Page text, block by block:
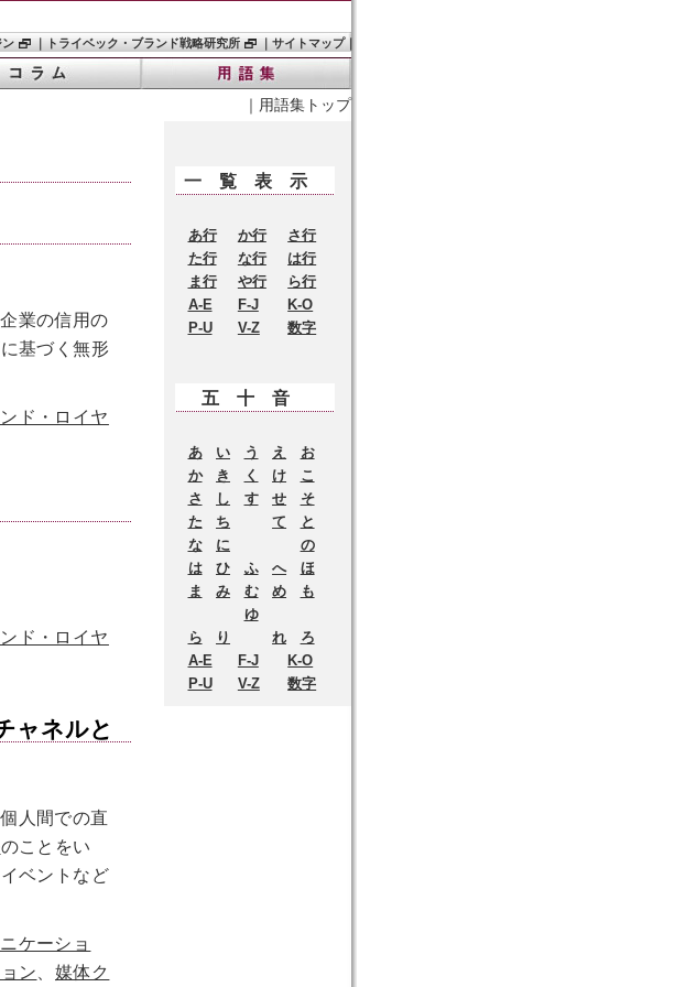
ン ｜ トライベック・ブランド戦略研究所 ｜ サイトマップ｜
｜ 用語集トップ
業の信用の
基づく無形
ド・ロイヤ
ド・ロイヤ
ャネルと
人間での直
のことをい
ベントなど
ケーショ
ン 媒体ク
一覧表示
あ行 か行
さ行
た行
な行
は行
ま行
や行
ら行
A-E
F-J
K-O
P-U
V-Z 数字
五十音
あ い う え
お
か
き く け
こ
さ
し す せ
そ
た
ち て
と
な
に
の
は
ひ ふ へ
ほ
ま
み む め
も
ゆ
ら
り れ
ろ
A-E
F-J
K-O
P-U
V-Z 数字